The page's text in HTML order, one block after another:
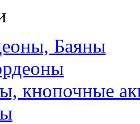
Баяны
кнопочные